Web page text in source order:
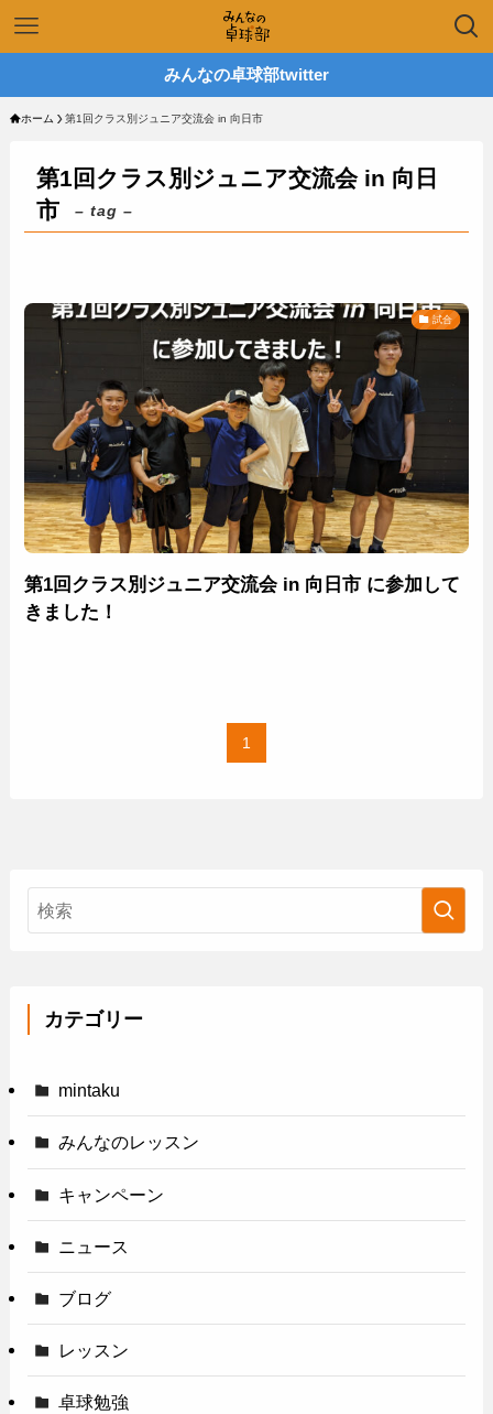
みんなの卓球部twitter
ホーム 第1回クラス別ジュニア交流会 in 向日市
第1回クラス別ジュニア交流会 in 向日
市
– tag –
試合
第1回クラス別ジュニア交流会 in 向日市 に参加して
きました！
1
カテゴリー
mintaku
みんなのレッスン
キャンペーン
ニュース
ブログ
レッスン
卓球勉強